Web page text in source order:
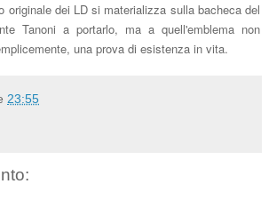
originale dei LD si materializza sulla bacheca del
Tanoni a portarlo, ma a quell'emblema non
una prova di esistenza in vita.
23:55